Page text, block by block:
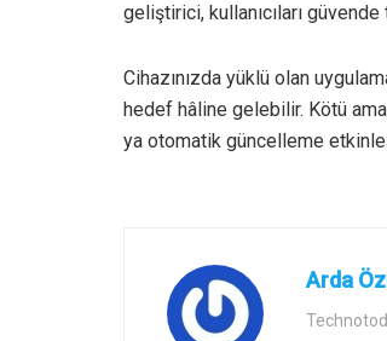
geliştirici, kullanıcıları
Cihazınızda yüklü olan
hedef hâline gelebilir. Kötü
ya otomatik güncelleme
Arda